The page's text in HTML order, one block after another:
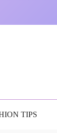
TIPS